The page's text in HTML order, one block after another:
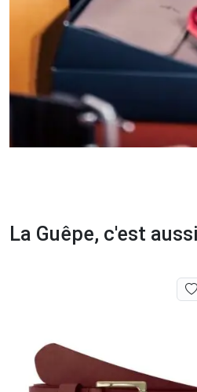
La Guêpe, c'est